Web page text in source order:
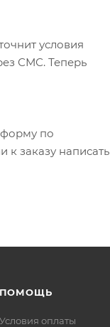
условия
СМС. Теперь
по
к заказу написать
ПОМОЩЬ
Условия оплаты